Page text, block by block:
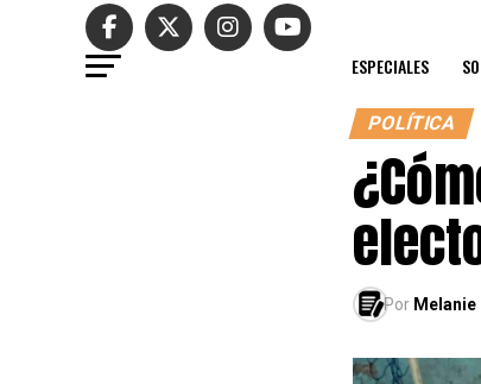
ESPECIALES
POLÍTICA
Por